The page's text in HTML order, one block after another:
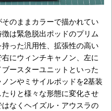
のままカラーで描かれてい
は緊急脱出ポッドのプリム
った汎用性、拡張性の高い
にウィンチキャノン、左に
ースターユニットといった
ンやミサイルポッドを2基装
りと様々な形態に変化させ
なくヘイズル・アウスラの